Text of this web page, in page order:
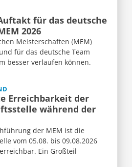
für das deutsche
2026
Meisterschaften (MEM)
für das deutsche Team
besser verlaufen können.
Erreichbarkeit der
während der
der MEM ist die
vom 05.08. bis 09.08.2026
Ein Großteil